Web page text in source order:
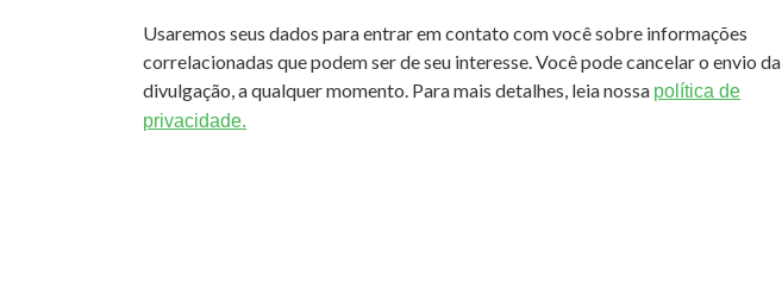
Usaremos seus dados para entrar em contato com você sobre informações
correlacionadas que podem ser de seu interesse. Você pode cancelar o envio da
divulgação, a qualquer momento. Para mais detalhes, leia nossa política de
privacidade.